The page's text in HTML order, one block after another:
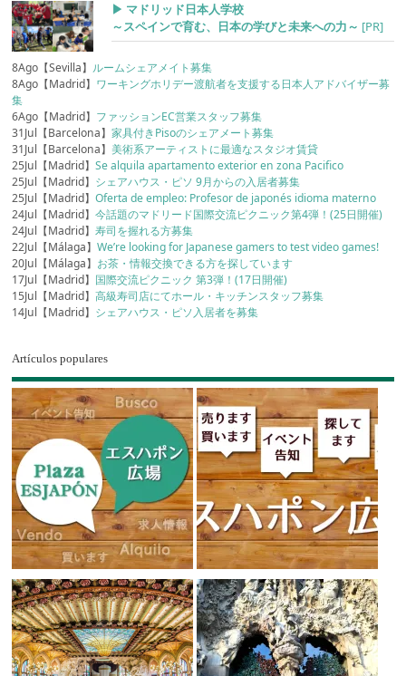
▶︎ マドリッド日本人学校
～スペインで育む、日本の学びと未来への力～ [PR]
8Ago【Sevilla】 ルームシェアメイト募集
8Ago【Madrid】 ワーキングホリデー渡航者を支援する日本人アドバイザー募
集
6Ago【Madrid】 ファッションEC営業スタッフ募集
31Jul【Barcelona】家具付きPisoのシェアメート募集
31Jul【Barcelona】美術系アーティストに最適なスタジオ賃貸
25Jul【Madrid】Se alquila apartamento exterior en zona Pacifico
25Jul【Madrid】 シェアハウス・ピソ 9月からの入居者募集
25Jul【Madrid】Oferta de empleo: Profesor de japonés idioma materno
24Jul【Madrid】今話題のマドリード国際交流ピクニック第4弾！(25日開催)
24Jul【Madrid】寿司を握れる方募集
22Jul【Málaga】We’re looking for Japanese gamers to test video games!
20Jul【Málaga】 お茶・情報交換できる方を探しています
17Jul【Madrid】 国際交流ピクニック 第3弾！(17日開催)
15Jul【Madrid】高級寿司店にてホール・キッチンスタッフ募集
14Jul【Madrid】 シェアハウス・ピソ入居者を募集
Artículos populares